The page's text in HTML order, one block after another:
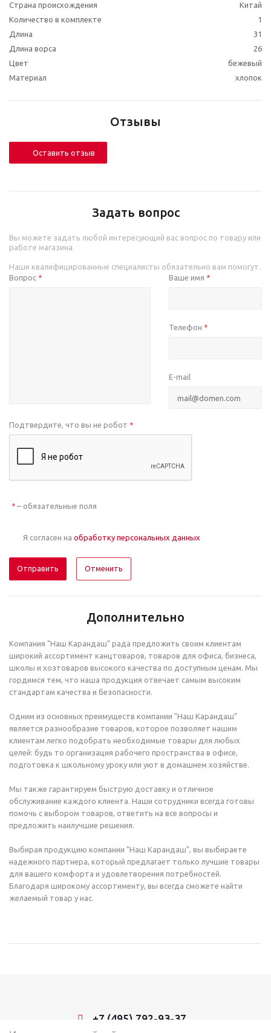
Страна происхождения
Китай
Количество в комплекте
1
Длина
31
Длина ворса
26
Цвет
бежевый
Материал
хлопок
Отзывы
Оставить отзыв
Задать вопрос
Вы можете задать любой интересующий вас вопрос по товару или
работе магазина.
Наши квалифицированные специалисты обязательно вам помогут.
Вопрос * Ваше имя *
Телефон *
E-mail
Подтвердите, что вы не робот *
* – обязательные поля
Я согласен на обработку персональных данных
Отменить
Дополнительно
Компания "Наш Карандаш" рада предложить своим клиентам
широкий ассортимент канцтоваров, товаров для офиса, бизнеса,
школы и хозтоваров высокого качества по доступным ценам. Мы
гордимся тем, что наша продукция отвечает самым высоким
стандартам качества и безопасности.
Одним из основных преимуществ компании "Наш Карандаш"
является разнообразие товаров, которое позволяет нашим
клиентам легко подобрать необходимые товары для любых
целей: будь то организация рабочего пространства в офисе,
подготовка к школьному уроку или уют в домашнем хозяйстве.
Мы также гарантируем быструю доставку и отличное
обслуживание каждого клиента. Наши сотрудники всегда готовы
помочь с выбором товаров, ответить на все вопросы и
предложить наилучшие решения.
Выбирая продукцию компании "Наш Карандаш", вы выбираете
надежного партнера, который предлагает только лучшие товары
для вашего комфорта и удовлетворения потребностей.
Благодаря широкому ассортименту, вы всегда сможете найти
желаемый товар у нас.
+7 (495) 792-93-37